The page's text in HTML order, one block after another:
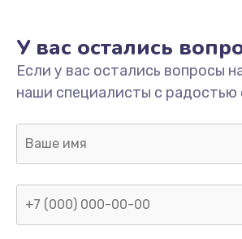
У вас остались
Если у вас остались вопросы
наши специалисты с радостью